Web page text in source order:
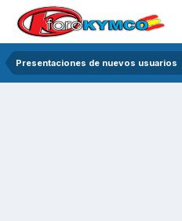
Presentaciones de nuevos usuarios